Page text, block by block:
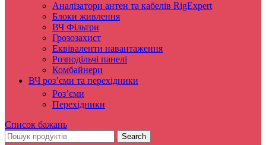
Аналізатори антен та кабелів RigExpert
Блоки живлення
ВЧ Фільтри
Грозозахист
Еквіваленти навантаження
Розподільчі панелі
Комбайнери
ВЧ роз’єми та перехідники
Роз’єми
Перехідники
Список бажань
Search